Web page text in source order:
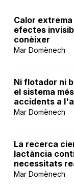
Calor extrema
efectes
conèixer
Mar Domènech
Ni flotador ni
el sistema
accidents a
Mar Domènech
La recerca
lactància
necessitats
Mar Domènech